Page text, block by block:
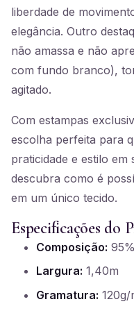
liberdade de
elegância. Outro
não amassa e não
com fundo branco),
agitado.
Com estampas
escolha perfeita para
praticidade e estilo em
descubra como é
em um único tecido.
Especificações do
Composição:
Largura: 1,40m
Gramatura: 120g/